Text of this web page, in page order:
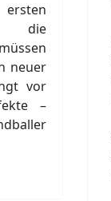
die
neuer
vor
–